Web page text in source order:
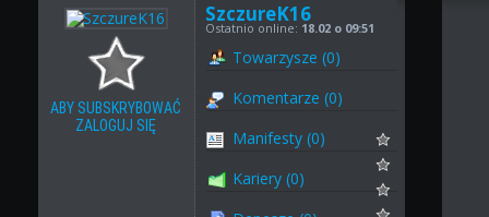
ABY SUBSKRYBOWAĆ
ZALOGUJ SIĘ
SzczureK16
Ostatnio online: 18.02 o 09:51
Towarzysze (0)
Komentarze (0)
Manifesty (0)
Kariery (0)